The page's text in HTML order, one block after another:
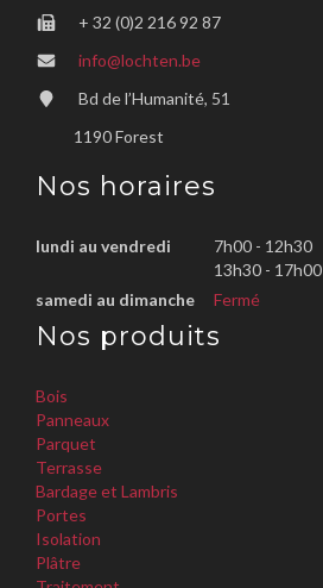
+ 32 (0)2 216 92 87
info@lochten.be
Bd de l’Humanité, 51
1190 Forest
Nos horaires
lundi au vendredi
7h00 - 12h30
13h30 - 17h00
samedi au dimanche
Fermé
Nos produits
Bois
Panneaux
Parquet
Terrasse
Bardage et Lambris
Portes
Isolation
Plâtre